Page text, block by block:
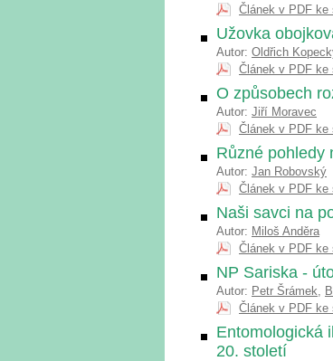
Článek v PDF ke
Užovka
Autor: Oldřich
Článek v PDF ke
O způsobech
Autor: Jiří Moravec
Článek v PDF ke
Různé pohledy
Autor: Jan Robovský
Článek v PDF ke
Naši savci na
Autor: Miloš Anděra
Článek v PDF ke
NP Sariska -
Autor: Petr Šrámek,
Článek v PDF ke
Entomologická
20. století